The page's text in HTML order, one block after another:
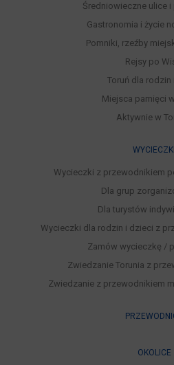
Średniowieczne ulice i
Gastronomia i życie
Pomniki, rzeźby
Rejsy po
Toruń dla rodzin
Miejsca pamięci
Aktywnie w
WYCIECZKI
Wycieczki z przewodnikiem
Dla grup
Dla turystów
Wycieczki dla rodzin i dzieci z
Zamów wycieczkę /
Zwiedzanie Torunia z
Zwiedzanie z przewodnikiem
OKOLICE